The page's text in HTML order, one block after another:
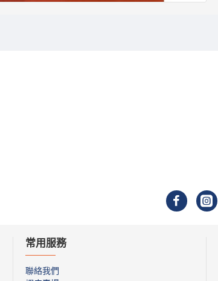
常用服務
聯絡我們